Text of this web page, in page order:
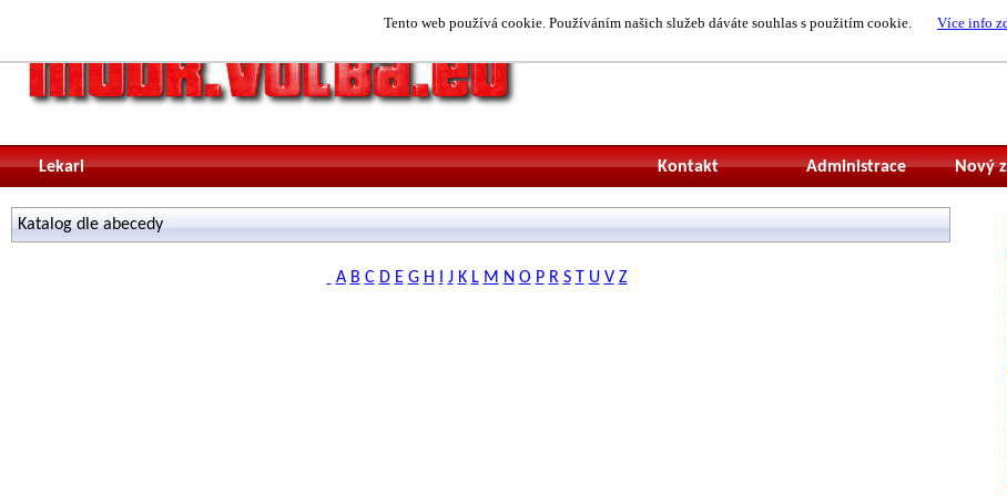
Tento web používá cookie. Používáním našich služeb dáváte souhlas s použitím cookie. Více info
Lekari Nový
Administrace
Kontakt
Katalog dle abecedy
A B C D E G H J K L M N O P R S T U V Z